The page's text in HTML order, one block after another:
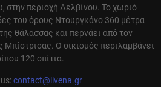
στην περιοχή Δελβίνου. Το χωριό
του όρους Ντουργκάνο 360 μέτρα
θάλασσας και περνάει από τον
Ο οικισμός περιλαμβάνει
120 σπίτια.
contact@livena.gr